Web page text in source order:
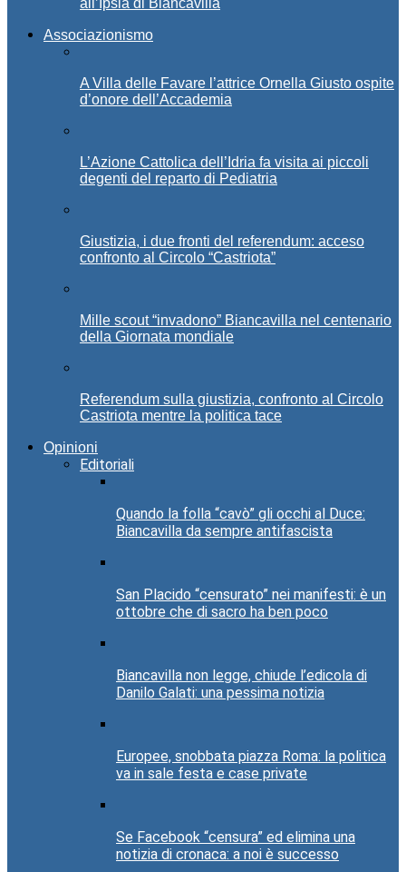
all’Ipsia di Biancavilla
Associazionismo
A Villa delle Favare l’attrice Ornella Giusto ospite
d’onore dell’Accademia
L’Azione Cattolica dell’Idria fa visita ai piccoli
degenti del reparto di Pediatria
Giustizia, i due fronti del referendum: acceso
confronto al Circolo “Castriota”
Mille scout “invadono” Biancavilla nel centenario
della Giornata mondiale
Referendum sulla giustizia, confronto al Circolo
Castriota mentre la politica tace
Opinioni
Editoriali
Quando la folla “cavò” gli occhi al Duce:
Biancavilla da sempre antifascista
San Placido “censurato” nei manifesti: è un
ottobre che di sacro ha ben poco
Biancavilla non legge, chiude l’edicola di
Danilo Galati: una pessima notizia
Europee, snobbata piazza Roma: la politica
va in sale festa e case private
Se Facebook “censura” ed elimina una
notizia di cronaca: a noi è successo